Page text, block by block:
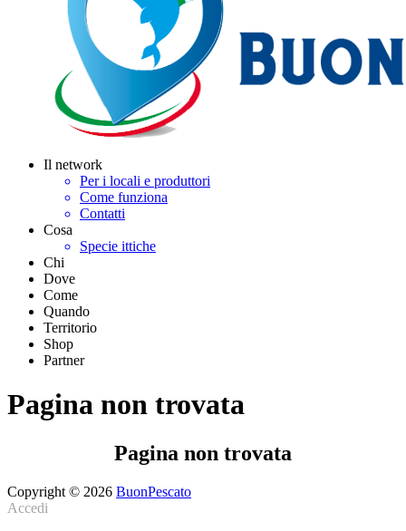
Il network
Per i locali e produttori
Come funziona
Contatti
Cosa
Specie ittiche
Chi
Dove
Come
Quando
Territorio
Shop
Partner
Pagina non trovata
Pagina non trovata
Copyright © 2026 BuonPescato
Accedi